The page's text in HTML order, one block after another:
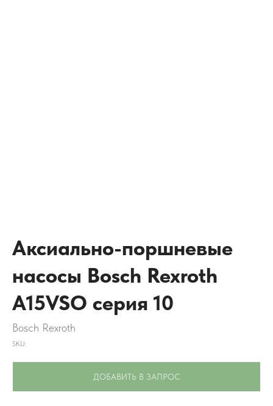
Аксиально-поршневые
насосы Bosch Rexroth
A15VSO серия 10
Bosch Rexroth
SKU:
ДОБАВИТЬ В ЗАПРОС